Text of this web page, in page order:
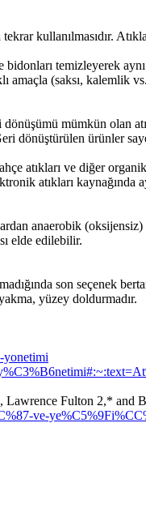
kullanılmasıdır.
temizleyerek
amaçla (saksı, kalemlik
dönüşümü mümkün olan
dönüştürülen ürünler
atıkları ve diğer
atıkları
anaerobik
elde edilebilir.
son seçenek
yüzey doldurmadır.
yonetimi
Lawrence Fulton 2,* and
ve-